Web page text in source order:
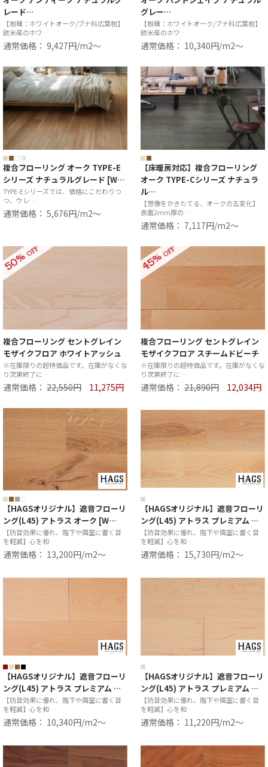
レード…
【樹種：ホワイトオーク/ブナ科広葉樹】
欧米産のホワ…
通常価格： 9,427円/m2〜
グレー…
【樹種：ホワイトオーク/ブナ科広葉樹】
欧米産のホワ…
通常価格： 10,340円/m2〜
複合フローリング オーク TYPE-E
シリーズ ナチュラルグレード [W…
TYPE-Eシリーズでは、価格にこだわりつ
つ、ウレ…
通常価格： 5,676円/m2〜
【床暖房対応】複合フローリング
オーク TYPE-Cシリーズ ナチュラ
ル…
【想像をかきたてる、オークの五変化】
表面2mm厚の…
通常価格： 7,117円/m2〜
50%OFF
複合フローリング セントグレイン
モザイクフロア ホワイトアッシュ
※在庫限りの超特価品です。在庫がなくな
り次第終了に…
通常価格： 22,550円 11,275円
45%OFF
複合フローリング セントグレイン
モザイクフロア スチームドビーチ
※在庫限りの超特価品です。在庫がなくな
り次第終了に…
通常価格： 21,890円 12,034円
【HAGSオリジナル】遮音フローリ
ング(L45) アトラス オーク [W…
【防音効果に優れ、階下や隣室に響く音
を軽減】心を和…
通常価格： 13,200円/m2〜
【HAGSオリジナル】遮音フローリ
ング(L45) アトラス プレミアム …
【防音効果に優れ、階下や隣室に響く音
を軽減】心を和…
通常価格： 15,730円/m2〜
【HAGSオリジナル】遮音フローリ
ング(L45) アトラス プレミアム …
【防音効果に優れ、階下や隣室に響く音
を軽減】心を和…
通常価格： 10,340円/m2〜
【HAGSオリジナル】遮音フローリ
ング(L45) アトラス プレミアム …
【防音効果に優れ、階下や隣室に響く音
を軽減】心を和…
通常価格： 11,220円/m2〜